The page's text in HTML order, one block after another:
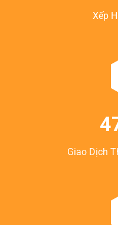
Xếp
Giao Dịch